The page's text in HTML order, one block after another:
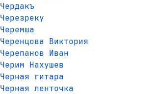
Чердакъ
Черезреку
Черемша
Черенцова Виктория
Черепанов Иван
Черим Нахушев
Черная гитара
Черная ленточка